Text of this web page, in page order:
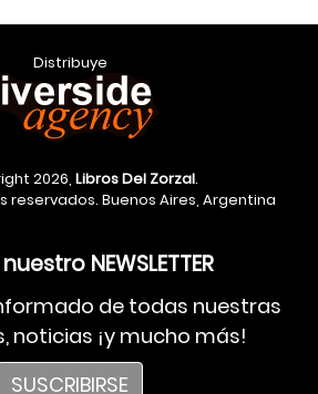
Distribuye
2026, Libros Del Zorzal.
reservados. Buenos Aires, Argentina
NEWSLETTER
de todas nuestras
noticias ¡y mucho más!
SUSCRIBIRSE